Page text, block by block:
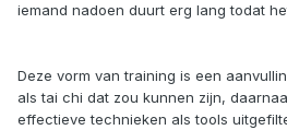
iemand nadoen duurt erg lang todat
Deze vorm van training is een
als tai chi dat zou kunnen zijn,
effectieve technieken als tools